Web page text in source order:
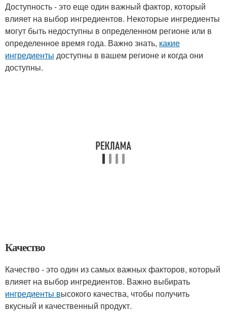
Доступность - это еще один важный фактор, который
влияет на выбор ингредиентов. Некоторые ингредиенты
могут быть недоступны в определенном регионе или в
определенное время года. Важно знать, какие
ингредиенты доступны в вашем регионе и когда они
доступны.
Качество
Качество - это один из самых важных факторов, который
влияет на выбор ингредиентов. Важно выбирать
ингредиенты высокого качества, чтобы получить
вкусный и качественный продукт.